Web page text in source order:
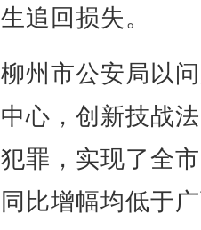
追回损失。
市公安局以
心，创新技战
罪，实现了全
比增幅均低于